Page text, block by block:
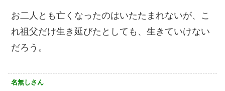
お二人とも亡くなったのはいたたまれないが、こ
れ祖父だけ生き延びたとしても、生きていけない
だろう。
名無しさん